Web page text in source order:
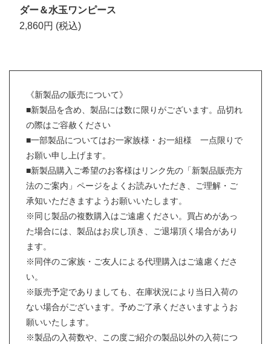
ダー＆水玉ワンピース
2,860円 (税込)
《新製品の販売について》
■新製品を含め、製品には数に限りがございます。品切れ
の際はご容赦ください
■一部製品についてはお一家族様・お一組様 一点限りで
お願い申し上げます。
■新製品購入ご希望のお客様はリンク先の「新製品販売方
法のご案内」ページをよくお読みいただき、ご理解・ご
承知いただきますようお願いいたします。
※同じ製品の複数購入はご遠慮ください。買占めがあっ
た場合には、製品はお戻し頂き、ご退場頂く場合があり
ます。
※同伴のご家族・ご友人による代理購入はご遠慮くださ
い。
※販売予定でありましても、在庫状況により当日入荷の
ない場合がございます。予めご了承くださいますようお
願いいたします。
※製品の入荷数や、この度ご紹介の製品以外の入荷につ